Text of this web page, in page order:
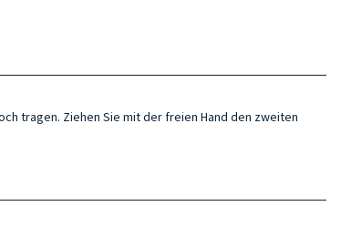
tragen. Ziehen Sie mit der freien Hand den zweiten